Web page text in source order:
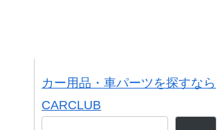
カー用品・車パーツを探すなら
CARCLUB